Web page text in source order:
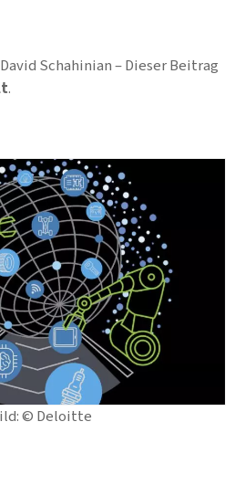
© Deloitte
David Schahinian
Dieser Beitrag
.